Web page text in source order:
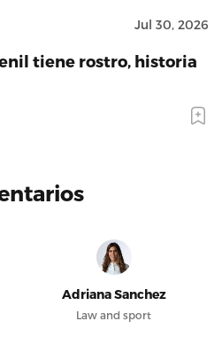
Jul 30, 2026
tiene rostro, historia
Adriana Sanchez
Law and sport